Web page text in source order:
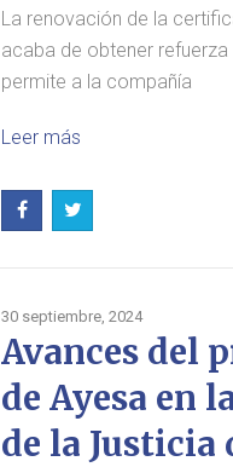
La renovación de la
acaba de obtener
permite a la compañía
Leer más
30 septiembre, 2024
Avances del
de Ayesa en
de la Justicia